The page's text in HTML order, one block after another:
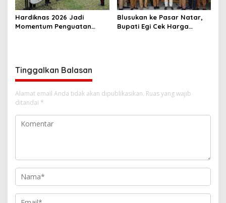
Hardiknas 2026 Jadi
Momentum Penguatan
Blusukan ke Pasar Natar,
Bupati Egi Cek Harga
Tinggalkan Balasan
Alamat email Anda tidak akan dipublikasikan. Ruas yang wajib
ditandai *